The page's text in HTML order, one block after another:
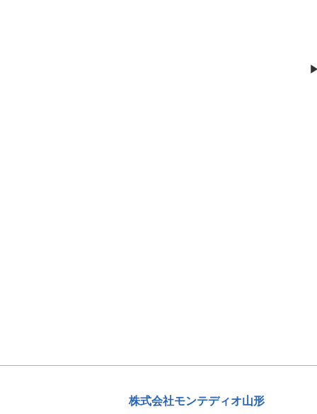
株式会社モンテディオ山形